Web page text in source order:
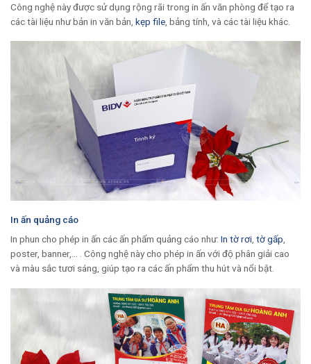
Công nghệ này được sử dụng rộng rãi trong in ấn văn phòng để tạo ra
các tài liệu như bản in văn bản, kẹp file , bảng tính, và các tài liệu khác.
In ấn quảng cáo
In phun cho phép in ấn các ấn phẩm quảng cáo như: In tờ rơi tờ gấp
poster, banner,… . Công nghệ này cho phép in ấn với độ phân giải cao
và màu sắc tươi sáng, giúp tạo ra các ấn phẩm thu hút và nổi bật.